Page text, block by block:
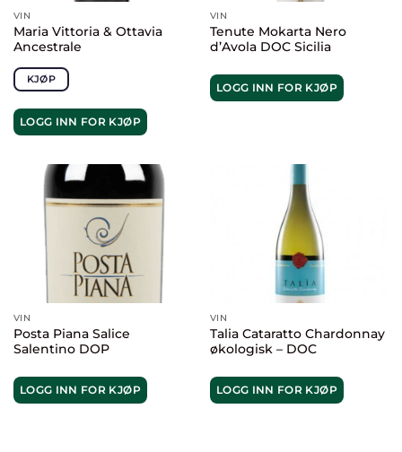
VIN
Maria Vittoria & Ottavia
Ancestrale
KJØP
LOGG INN FOR KJØP
VIN
Tenute Mokarta Nero
d’Avola DOC Sicilia
LOGG INN FOR KJØP
VIN
Posta Piana Salice
Salentino DOP
LOGG INN FOR KJØP
VIN
Talia Cataratto Chardonnay
økologisk – DOC
LOGG INN FOR KJØP